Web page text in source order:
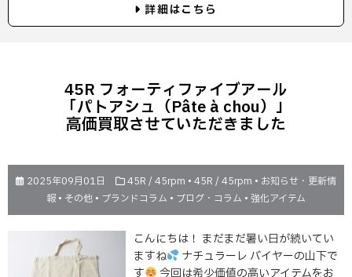
詳細はこちら
45R フォーティファイブアール
「パトアシュ（Pâte à chou）」
高価買取させていただきました
2025年09月01日 45R / 45rpm • 45R / 45rpm • お知らせ・更新情
報 • その他 • ブランドコラム • ブログ・コラム • 強化アイテム
こんにちは！ まだまだ暑い日が続いてい
ますね
ナチュラーレ バイヤーの山下で
す
今回は希少価値の高いアイテムをお